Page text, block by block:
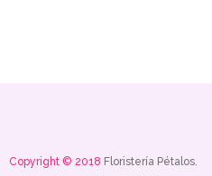
Copyright © 2018 Floristería Pétalos.